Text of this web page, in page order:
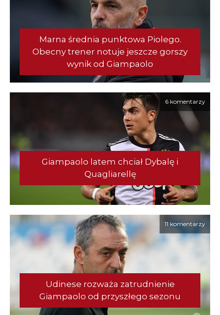
Marna średnia punktowa Piolego.
Obecny trener notuje jeszcze gorszy
wynik od Giampaolo
6 komentarzy
Giampaolo latem chciał Dybalę i
Quagliarellę
11 komentarzy
Udinese rozważa zatrudnienie
Giampaolo od przyszłego sezonu